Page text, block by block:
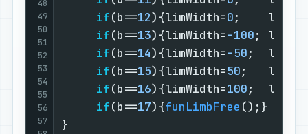
48
49
50
51
52
53
54
55
56
57
if(b==12){limWidth=0;
if(b==13){limWidth=-100;
if(b==14){limWidth=-50;
if(b==15){limWidth=50;
if(b==16){limWidth=100;
if(b==17){funLimbFree